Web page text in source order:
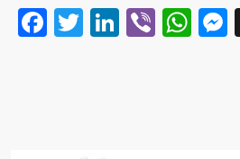
Facebook
Twitter
LinkedIn
Viber